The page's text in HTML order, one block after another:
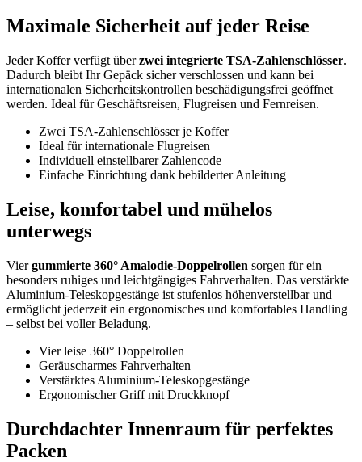
Maximale Sicherheit auf jeder Reise
Jeder Koffer verfügt überzwei integrierte TSA-Zahlenschlösser.
Dadurch bleibt Ihr Gepäck sicher verschlossen und kann bei
internationalen Sicherheitskontrollen beschädigungsfrei geöffnet
werden. Ideal für Geschäftsreisen, Flugreisen und Fernreisen.
Zwei TSA-Zahlenschlösser je Koffer
Ideal für internationale Flugreisen
Individuell einstellbarer Zahlencode
Einfache Einrichtung dank bebilderter Anleitung
Leise, komfortabel und mühelos
unterwegs
Viergummierte 360° Amalodie-Doppelrollen sorgen für ein
besonders ruhiges und leichtgängiges Fahrverhalten. Das verstärkte
Aluminium-Teleskopgestänge ist stufenlos höhenverstellbar und
ermöglicht jederzeit ein ergonomisches und komfortables Handling
– selbst bei voller Beladung.
Vier leise 360° Doppelrollen
Geräuscharmes Fahrverhalten
Verstärktes Aluminium-Teleskopgestänge
Ergonomischer Griff mit Druckknopf
Durchdachter Innenraum für perfektes
Packen